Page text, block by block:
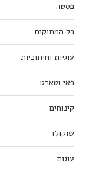
פסטה
כל המתוקים
עוגיות וחיתוכיות
פאי וטארט
קינוחים
שוקולד
עוגות